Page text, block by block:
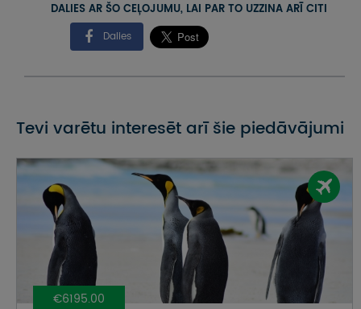
DALIES AR ŠO CEĻOJUMU, LAI PAR TO UZZINA ARĪ CITI
Dalies
Tevi varētu interesēt arī šie piedāvājumi
€6195.00